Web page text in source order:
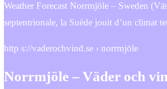
Weather Forecast Norrmjöle – Sweden
septentrionale, la Suède jouit d’un climat
http s://vaderochvind.se › norrmjöle
Norrmjöle – Väder och